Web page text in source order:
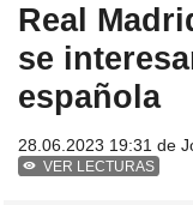
Real
se
española
28.06.2023 19:31 de
VER LECTURAS